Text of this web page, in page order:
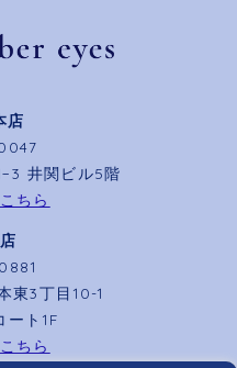
店
井関ビル5階
ちら
東3丁目10-1
ート1F
ちら